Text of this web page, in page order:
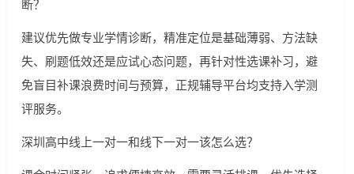
断？
建议优先做专业学情诊断，精准定位是基础薄弱、方法缺
失、刷题低效还是应试心态问题，再针对性选课补习，避
免盲目补课浪费时间与预算，正规辅导平台均支持入学测
评服务。
深圳高中线上一对一和线下一对一该怎么选？